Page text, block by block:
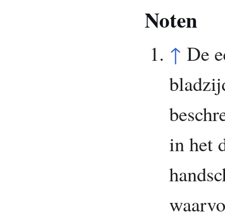
Noten
↑ De
in het